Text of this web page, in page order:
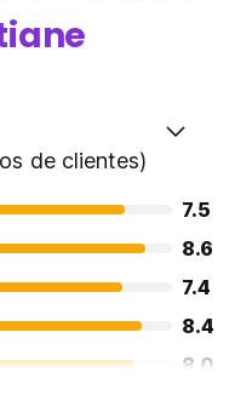
de clientes)
7.5
8.6
7.4
8.4
8.0